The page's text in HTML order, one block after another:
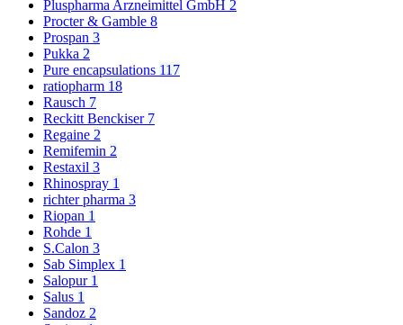
Pluspharma Arzneimittel GmbH 2
Procter & Gamble 8
Prospan 3
Pukka 2
Pure encapsulations 117
ratiopharm 18
Rausch 7
Reckitt Benckiser 7
Regaine 2
Remifemin 2
Restaxil 3
Rhinospray 1
richter pharma 3
Riopan 1
Rohde 1
S.Calon 3
Sab Simplex 1
Salopur 1
Salus 1
Sandoz 2